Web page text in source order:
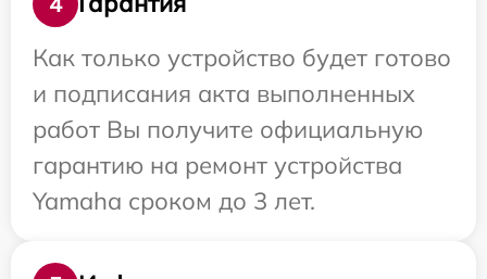
Как только устройство будет готово
и подписания акта выполненных
работ Вы получите официальную
гарантию на ремонт устройства
Yamaha сроком до 3 лет.